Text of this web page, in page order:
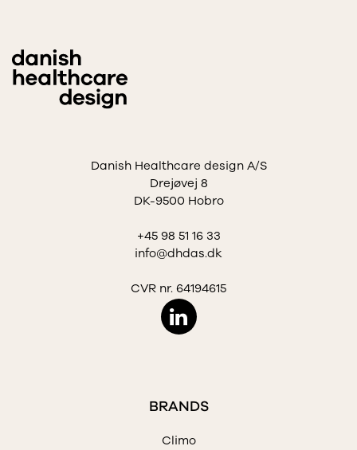
Danish Healthcare design A/S
Drejøvej 8
DK-9500 Hobro
+45 98 51 16 33
info@dhdas.dk
CVR nr. 64194615
BRANDS
Climo